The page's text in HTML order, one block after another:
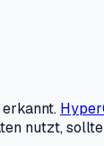
nutzt,